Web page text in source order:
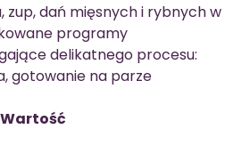
zup, dań mięsnych i rybnych w
programy
delikatnego procesu:
gotowanie na parze
Wartość